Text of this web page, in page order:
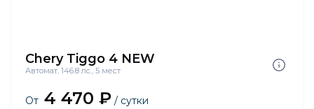
Chery Tiggo 4 NEW
Автомат, 146.8 лс., 5 мест
От 4 470 ₽ / сутки